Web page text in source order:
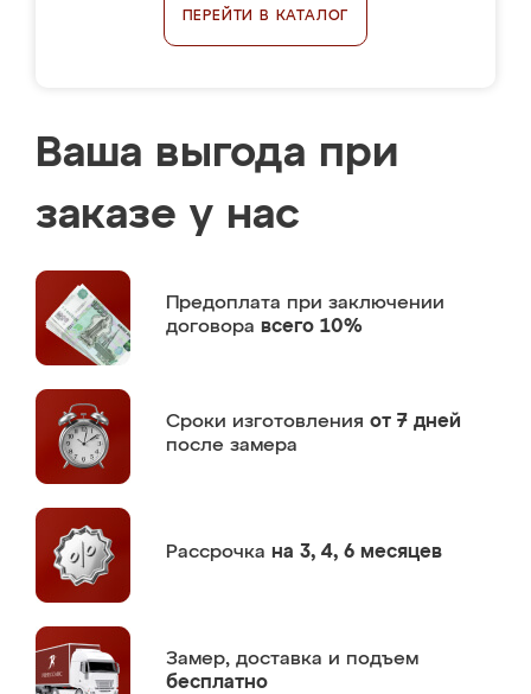
ПЕРЕЙТИ В КАТАЛОГ
Ваша выгода при
заказе у нас
Предоплата при заключении
договора всего 10%
Сроки изготовления от 7 дней
после замера
Рассрочка на 3, 4, 6 месяцев
Замер, доставка и подъем
бесплатно